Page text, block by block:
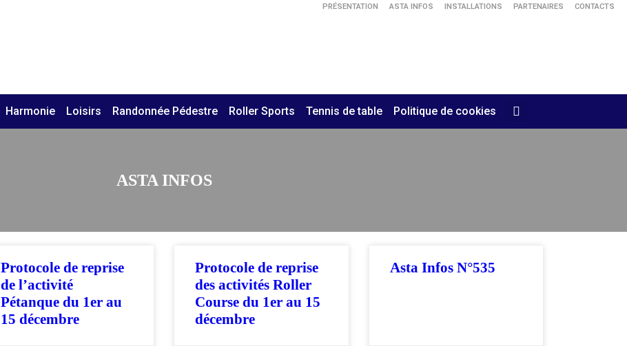
PRÉSENTATION ASTA INFOS INSTALLATIONS PARTENAIRES CONTACTS
Harmonie Loisirs Randonnée Pédestre Roller Sports Tennis de table Politique de cookies
ASTA INFOS
Protocole de reprise
de l’activité
Pétanque du 1er au
15 décembre
Protocole de reprise
des activités Roller
Course du 1er au 15
décembre
Asta Infos N°535